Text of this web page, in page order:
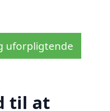
uforpligtende
til at